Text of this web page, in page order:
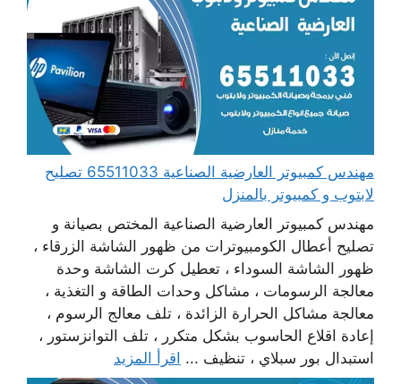
مهندس كمبيوتر العارضية الصناعية 65511033 تصليح
لابتوب و كمبيوتر بالمنزل
مهندس كمبيوتر العارضية الصناعية المختص بصيانة و
تصليح أعطال الكومبيوترات من ظهور الشاشة الزرقاء ،
ظهور الشاشة السوداء ، تعطيل كرت الشاشة وحدة
معالجة الرسومات ، مشاكل وحدات الطاقة و التغذية ،
معالجة مشاكل الحرارة الزائدة ، تلف معالج الرسوم ،
إعادة اقلاع الحاسوب بشكل متكرر ، تلف التوانزستور ،
استبدال بور سبلاي ، تنظيف ... اقرأ المزيد